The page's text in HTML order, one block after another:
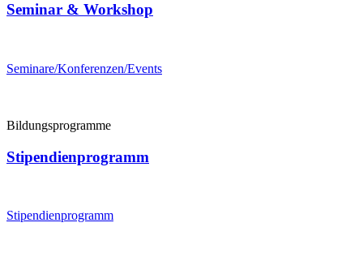
Seminar & Workshop
Seminare/Konferenzen/Events
Bildungsprogramme
Stipendienprogramm
Stipendienprogramm